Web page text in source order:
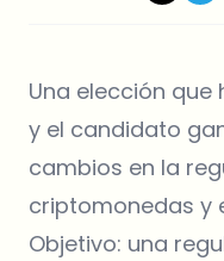
Una elección
y el candidato
cambios en la
criptomonedas y
Objetivo: una